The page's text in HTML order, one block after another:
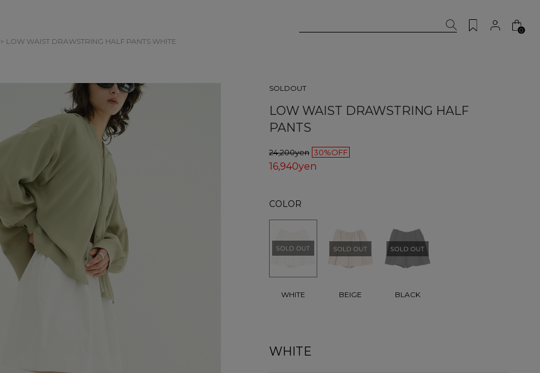
0
> LOW WAIST DRAWSTRING HALF PANTS WHITE
SOLDOUT
LOW WAIST DRAWSTRING HALF
PANTS
24,200yen 30%OFF
16,940yen
COLOR
WHITE BEIGE BLACK
WHITE